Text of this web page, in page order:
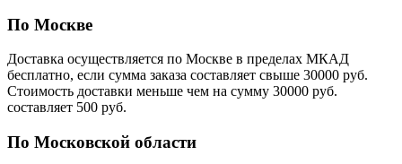
По Москве
Доставка осуществляется по Москве в пределах МКАД
бесплатно, если сумма заказа составляет свыше 30000 руб.
Стоимость доставки меньше чем на сумму 30000 руб.
cоставляет 500 руб.
По Московской области